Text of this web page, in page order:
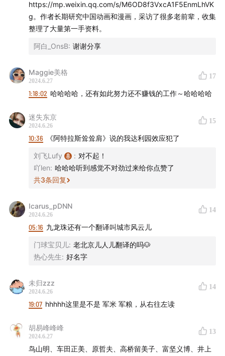
☕️杭州特调「芝麻·半拿铁」的品尝地：西湖区华星路
01coffee
👔半拿铁周边购买淘宝店：小羊商店Sheepedia
朋友们，半拿铁本年度的周边全家桶已提前发布，包含了
棒球帽、T 恤、卫衣、单肩包和杯子。目前购买还有实体
淘宝店：小羊商店Sheepedia
68《TzQDWxPcNCR£m.tb.cn
时间轴
第一回：漫画前传
第二回：万世师表
第四回：四大名著
1:59:31 比迪士尼更牛的动画？
2:15:04片尾曲
https://mp.weixin.qq.com/s/M6OD8f3VxcA1F5EnmLhVK
g。作者长期研究中国动画和漫画，采访了很多老前辈，收集
整理了大量第一手资料。
阿白_OnsB: 谢谢分享
Maggie美格
2024.6.27
17
1:18:02 哈哈哈哈，还有如此努力还不赚钱的工作～哈哈哈哈
迷失东京
2024.6.26
15
10:36 《阿特拉斯耸耸肩》说的我达利园效应犯了
刘飞Lufy : 对不起！
吖len: 哈哈哈听到感觉不对劲过来给你点赞了
共3条回复
Icarus_pDNN
2024.6.26
14
05:16 九龙珠还有一个翻译叫城市风云儿
门球宝贝儿: 老北京儿人儿翻译的吗🐶
热心先生: 好名字
未归zzz
2024.6.26
14
19:07 hhhhh这里是不是 军米 军粮，从右往左读
胡易峰峰峰
2024.6.27
13
鸟山明、车田正美、原哲夫、高桥留美子、富坚义博、井上